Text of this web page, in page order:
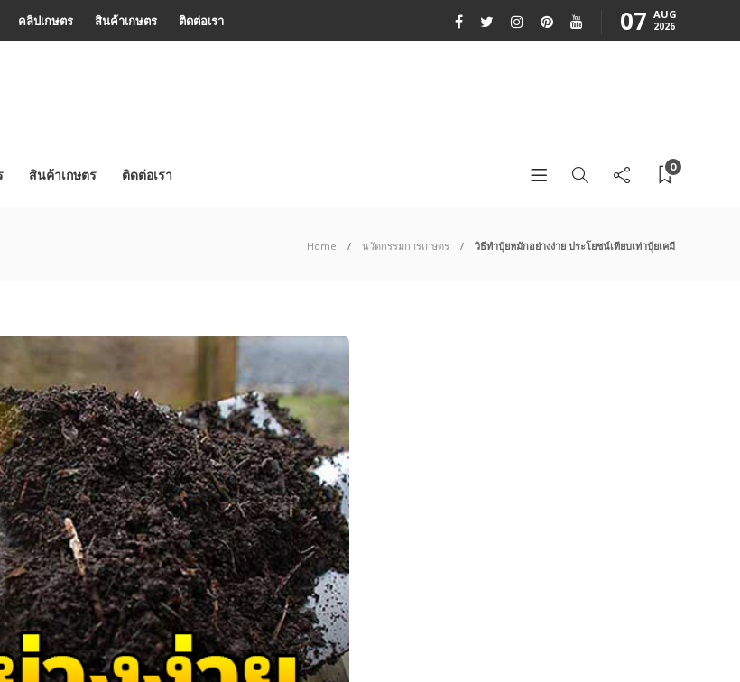
คลิปเกษตร สินค้าเกษตร ติดต่อเรา 07 AUG
2026
สินค้าเกษตร ติดต่อเรา 0
Home นวัตกรรมการเกษตร วิธีทำปุ๋ยหมักอย่างง่าย ประโยชน์เทียบเท่าปุ๋ยเคมี